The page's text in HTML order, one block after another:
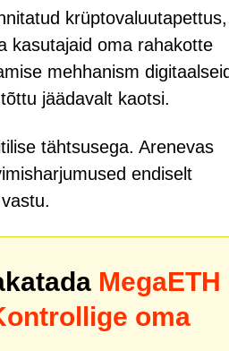
kasutajaid oma rahakotte
mehhanism digitaalseid
jäädavalt kaotsi.
tähtsusega. Arenevas
endiselt
MegaETH
oma